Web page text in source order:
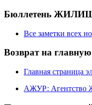
Бюллетень
Все заметки
Возврат на
Главная
АЖУР: Агентство